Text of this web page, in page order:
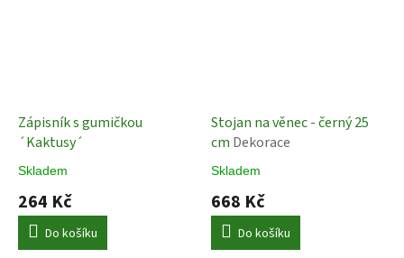
Zápisník s gumičkou
´Kaktusy´
Skladem
264 Kč
Do košíku
Stojan na věnec - černý 25
cm Dekorace
Skladem
668 Kč
Do košíku